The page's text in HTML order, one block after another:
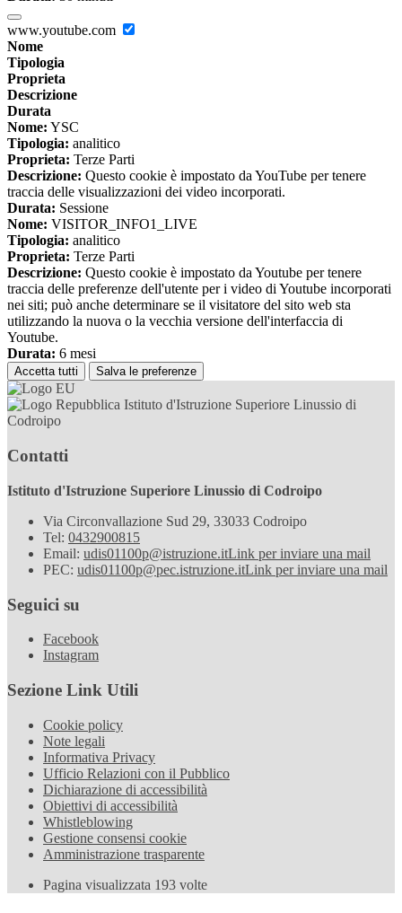
www.youtube.com
Nome
Tipologia
Proprieta
Descrizione
Durata
Nome: YSC
Tipologia: analitico
Proprieta: Terze Parti
Descrizione: Questo cookie è impostato da YouTube per tenere
traccia delle visualizzazioni dei video incorporati.
Durata: Sessione
Nome: VISITOR_INFO1_LIVE
Tipologia: analitico
Proprieta: Terze Parti
Descrizione: Questo cookie è impostato da Youtube per tenere
traccia delle preferenze dell'utente per i video di Youtube incorporati
nei siti; può anche determinare se il visitatore del sito web sta
utilizzando la nuova o la vecchia versione dell'interfaccia di
Youtube.
Durata: 6 mesi
Accetta tutti Salva le preferenze
Istituto d'Istruzione Superiore Linussio di
Codroipo
Contatti
Istituto d'Istruzione Superiore Linussio di Codroipo
Via Circonvallazione Sud 29, 33033 Codroipo
Tel: 0432900815
Email: udis01100p@istruzione.itLink per inviare una mail
PEC: udis01100p@pec.istruzione.itLink per inviare una mail
Seguici su
Facebook
Instagram
Sezione Link Utili
Cookie policy
Note legali
Informativa Privacy
Ufficio Relazioni con il Pubblico
Dichiarazione di accessibilità
Obiettivi di accessibilità
Whistleblowing
Gestione consensi cookie
Amministrazione trasparente
Pagina visualizzata 193 volte